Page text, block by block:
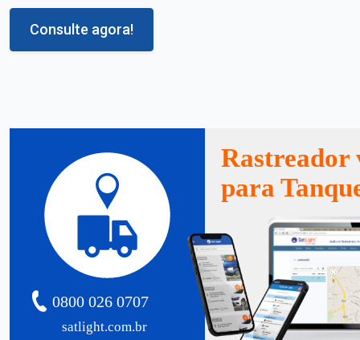
Consulte agora!
satlight.com.br
0800 026 0707
Rastreador
para